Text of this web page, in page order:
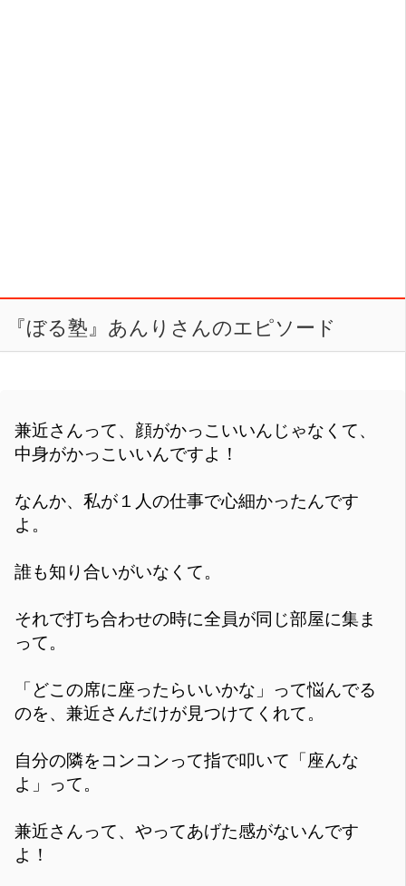
『ぼる塾』あんりさんのエピソード
兼近さんって、顔がかっこいいんじゃなくて、
中身がかっこいいんですよ！
なんか、私が１人の仕事で心細かったんです
よ。
誰も知り合いがいなくて。
それで打ち合わせの時に全員が同じ部屋に集ま
って。
「どこの席に座ったらいいかな」って悩んでる
のを、兼近さんだけが見つけてくれて。
自分の隣をコンコンって指で叩いて「座んな
よ」って。
兼近さんって、やってあげた感がないんです
よ！